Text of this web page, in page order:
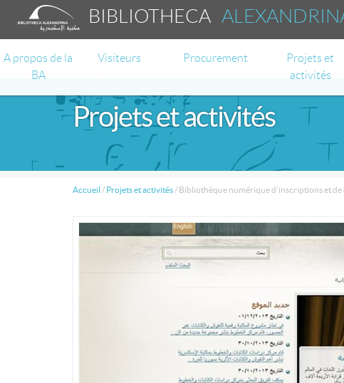
BIBLIOTHECA
A propos de la
BA
Visiteurs Procurement
Projets et
activités
Projets et activités
Accueil / Projets et activités / Bibliothèque numérique d’inscriptions et de